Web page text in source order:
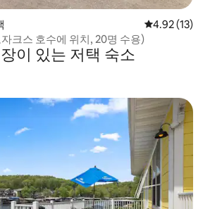
평점 4.92점
4.92 (13)
크스 호수에 위치, 20명 수용)
이 있는 저택 숙소